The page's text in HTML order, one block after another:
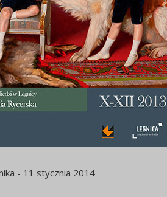
- 11 stycznia 2014